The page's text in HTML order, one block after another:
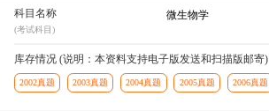
科目名称
(考试科目)
微生物学
库存情况 (说明：本资料支持电子版发送和扫描版邮寄)
2002真题 2003真题 2004真题 2005真题 2006真题